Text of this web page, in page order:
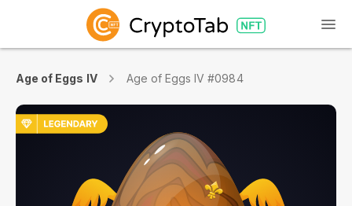
Age of Eggs IV Age of Eggs IV #0984